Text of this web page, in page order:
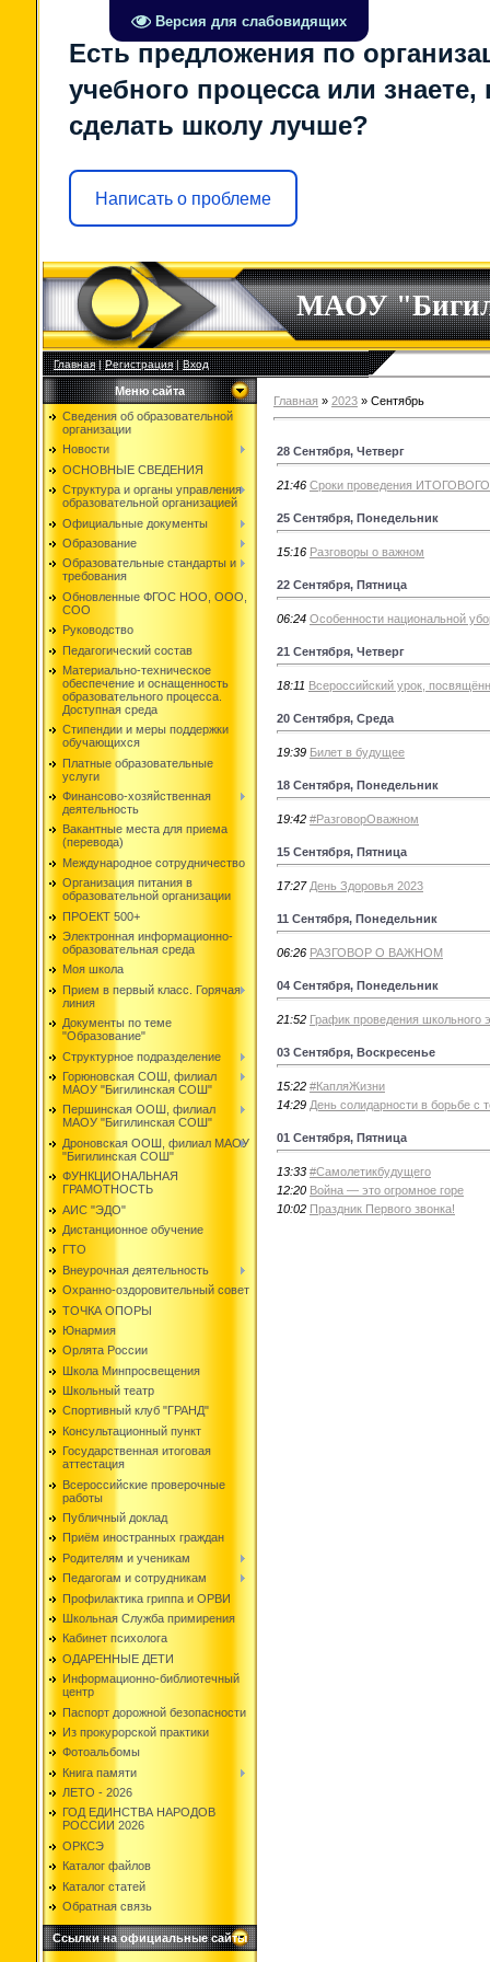
Версия для слабовидящих
Есть предложения по
учебного процесса или знаете,
сделать школу лучше?
Написать о проблеме
МАОУ
Главная|Регистрация|Вход
Меню сайта
Сведения об образовательной
организации
Новости
ОСНОВНЫЕ СВЕДЕНИЯ
Структура и органы управления
образовательной организацией
Официальные документы
Образование
Образовательные стандарты и
требования
Обновленные ФГОС НОО, ООО,
СОО
Руководство
Педагогический состав
Материально-техническое
обеспечение и оснащенность
образовательного процесса.
Доступная среда
Стипендии и меры поддержки
обучающихся
Платные образовательные
услуги
Финансово-хозяйственная
деятельность
Вакантные места для приема
(перевода)
Международное сотрудничество
Организация питания в
образовательной организации
ПРОЕКТ 500+
Электронная информационно-
образовательная среда
Моя школа
Прием в первый класс. Горячая
линия
Документы по теме
"Образование"
Структурное подразделение
Горюновская СОШ, филиал
МАОУ "Бигилинская СОШ"
Першинская ООШ, филиал
МАОУ "Бигилинская СОШ"
Дроновская ООШ, филиал МАОУ
"Бигилинская СОШ"
ФУНКЦИОНАЛЬНАЯ
ГРАМОТНОСТЬ
АИС "ЭДО"
Дистанционное обучение
ГТО
Внеурочная деятельность
Охранно-оздоровительный совет
ТОЧКА ОПОРЫ
Юнармия
Орлята России
Школа Минпросвещения
Школьный театр
Спортивный клуб "ГРАНД"
Консультационный пункт
Государственная итоговая
аттестация
Всероссийские проверочные
работы
Публичный доклад
Приём иностранных граждан
Родителям и ученикам
Педагогам и сотрудникам
Профилактика гриппа и ОРВИ
Школьная Служба примирения
Кабинет психолога
ОДАРЕННЫЕ ДЕТИ
Информационно-библиотечный
центр
Паспорт дорожной безопасности
Из прокурорской практики
Фотоальбомы
Книга памяти
ЛЕТО - 2026
ГОД ЕДИНСТВА НАРОДОВ
РОССИИ 2026
ОРКСЭ
Каталог файлов
Каталог статей
Обратная связь
Ссылки на официальные сайты
Главная » 2023 » Сентябрь
28 Сентября, Четверг
21:46 Сроки проведения
25 Сентября, Понедельник
15:16 Разговоры о важном
22 Сентября, Пятница
06:24 Особенности национальной
21 Сентября, Четверг
18:11 Всероссийский урок,
20 Сентября, Среда
19:39 Билет в будущее
18 Сентября, Понедельник
19:42 #РазговорОважном
15 Сентября, Пятница
17:27 День Здоровья 2023
11 Сентября, Понедельник
06:26 РАЗГОВОР О ВАЖНОМ
04 Сентября, Понедельник
21:52 График проведения школьного
03 Сентября, Воскресенье
15:22 #КапляЖизни
14:29 День солидарности в борьбе с
01 Сентября, Пятница
13:33 #Самолетикбудущего
12:20 Война — это огромное горе
10:02 Праздник Первого звонка!